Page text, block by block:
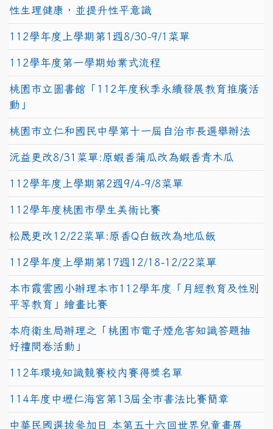
性生理健康，並提升性平意識
112學年度上學期第1週8/30-9/1菜單
112學年度第一學期始業式流程
桃園市立圖書館「112年度秋季永續發展教育推廣活
動」
桃園市立仁和國民中學第十一屆自治市長選舉辦法
沅益更改8/31菜單:原蝦香蒲瓜改為蝦香青木瓜
112學年度上學期第2週9/4-9/8菜單
112學年度桃園市學生美術比賽
松晟更改12/22菜單:原香Q白飯改為地瓜飯
112學年度上學期第17週12/18-12/22菜單
本市霞雲國小辦理本市112學年度「月經教育及性別
平等教育」繪畫比賽
本府衛生局辦理之「桃園市電子煙危害知識答題抽
好禮問卷活動」
112年環境知識競賽校內賽得獎名單
114年度中壢仁海宮第13屆全市書法比賽簡章
中華民國選拔參加日 本第五十六回世界兒童畫展